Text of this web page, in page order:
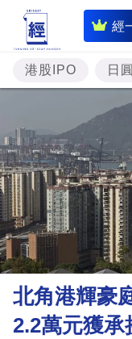
經
即
時
財
經
專
題
投
資
樓
市
理
財
商
港股IPO 日圓
北角港輝豪
2.2萬元獲